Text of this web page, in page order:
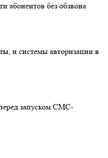
абонентов без обзвона
и системы авторизации в
запуском СМС-